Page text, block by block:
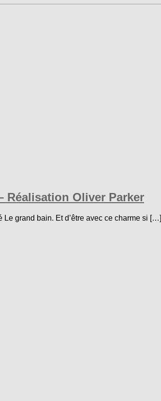
Réalisation Oliver Parker
grand bain. Et d’être avec ce charme si […]